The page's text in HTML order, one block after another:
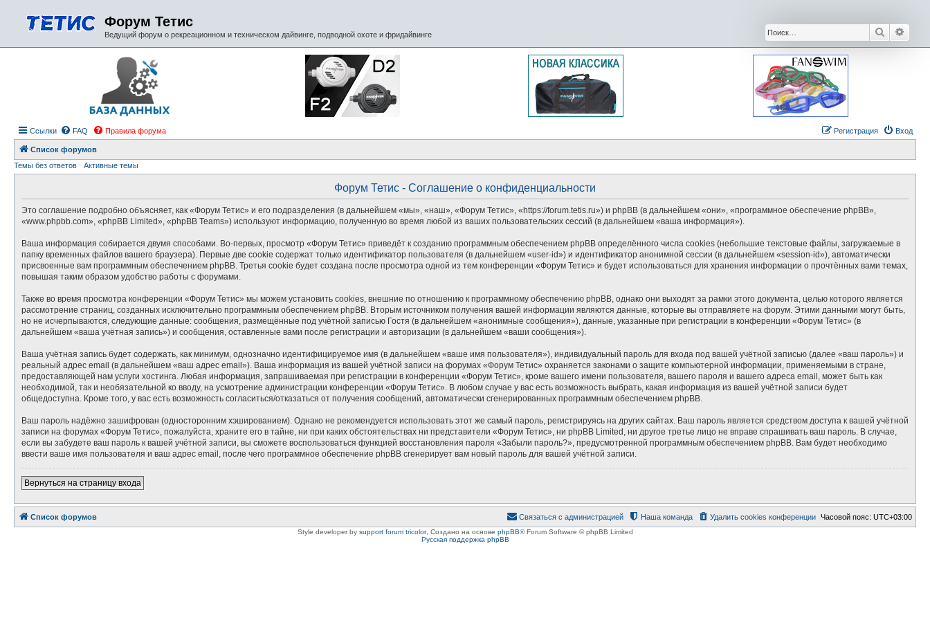
Форум Тетис
Ведущий форум о рекреационном и техническом дайвинге, подводной охоте и фридайвинге Поиск
Ссылки FAQ Правила форума Вход
Регистрация
Список форумов
Темы без ответов
Активные темы
Форум Тетис - Соглашение о конфиденциальности
Это соглашение подробно объясняет, как «Форум Тетис» и его подразделения (в дальнейшем «мы», «наш», «Форум Тетис», «https://forum.tetis.ru») и phpBB (в дальнейшем «они», «программное обеспечение phpBB»,
«www.phpbb.com», «phpBB Limited», «phpBB Teams») используют информацию, полученную во время любой из ваших пользовательских сессий (в дальнейшем «ваша информация»).
Ваша информация собирается двумя способами. Во-первых, просмотр «Форум Тетис» приведёт к созданию программным обеспечением phpBB определённого числа cookies (небольшие текстовые файлы, загружаемые в
папку временных файлов вашего браузера). Первые две cookie содержат только идентификатор пользователя (в дальнейшем «user-id») и идентификатор анонимной сессии (в дальнейшем «session-id»), автоматически
присвоенные вам программным обеспечением phpBB. Третья cookie будет создана после просмотра одной из тем конференции «Форум Тетис» и будет использоваться для хранения информации о прочтённых вами темах,
повышая таким образом удобство работы с форумами.
Также во время просмотра конференции «Форум Тетис» мы можем установить cookies, внешние по отношению к программному обеспечению phpBB, однако они выходят за рамки этого документа, целью которого является
рассмотрение страниц, созданных исключительно программным обеспечением phpBB. Вторым источником получения вашей информации являются данные, которые вы отправляете на форум. Этими данными могут быть,
но не исчерпываются, следующие данные: сообщения, размещённые под учётной записью Гостя (в дальнейшем «анонимные сообщения»), данные, указанные при регистрации в конференции «Форум Тетис» (в
дальнейшем «ваша учётная запись») и сообщения, оставленные вами после регистрации и авторизации (в дальнейшем «ваши сообщения»).
Ваша учётная запись будет содержать, как минимум, однозначно идентифицируемое имя (в дальнейшем «ваше имя пользователя»), индивидуальный пароль для входа под вашей учётной записью (далее «ваш пароль») и
реальный адрес email (в дальнейшем «ваш адрес email»). Ваша информация из вашей учётной записи на форумах «Форум Тетис» охраняется законами о защите компьютерной информации, применяемыми в стране,
предоставляющей нам услуги хостинга. Любая информация, запрашиваемая при регистрации в конференции «Форум Тетис», кроме вашего имени пользователя, вашего пароля и вашего адреса email, может быть как
необходимой, так и необязательной ко вводу, на усмотрение администрации конференции «Форум Тетис». В любом случае у вас есть возможность выбрать, какая информация из вашей учётной записи будет
общедоступна. Кроме того, у вас есть возможность согласиться/отказаться от получения сообщений, автоматически сгенерированных программным обеспечением phpBB.
Ваш пароль надёжно зашифрован (односторонним хэшированием). Однако не рекомендуется использовать этот же самый пароль, регистрируясь на других сайтах. Ваш пароль является средством доступа к вашей учётной
записи на форумах «Форум Тетис», пожалуйста, храните его в тайне, ни при каких обстоятельствах ни представители «Форум Тетис», ни phpBB Limited, ни другое третье лицо не вправе спрашивать ваш пароль. В случае,
если вы забудете ваш пароль к вашей учётной записи, вы сможете воспользоваться функцией восстановления пароля «Забыли пароль?», предусмотренной программным обеспечением phpBB. Вам будет необходимо
ввести ваше имя пользователя и ваш адрес email, после чего программное обеспечение phpBB сгенерирует вам новый пароль для вашей учётной записи.
Вернуться на страницу входа
Список форумов Часовой пояс: UTC+03:00
Удалить cookies конференции
Наша команда
Связаться с администрацией
Style developer by support forum tricolor, Создано на основе phpBB® Forum Software © phpBB Limited
Русская поддержка phpBB